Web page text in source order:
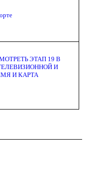
ЭТАП 19 В
И
И КАРТА